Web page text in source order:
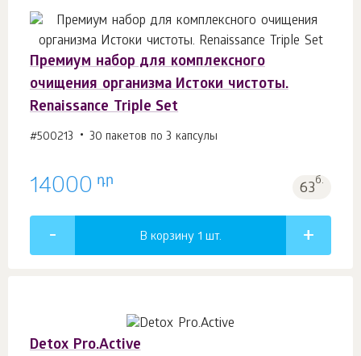
Премиум набор для комплексного
очищения организма Истоки чистоты.
Renaissance Triple Set
#500213 30 пакетов по 3 капсулы
14000 դր 63б.
В корзину 1 шт.
Detox Pro.Active